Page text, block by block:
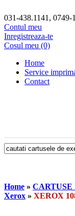
031-438.1141,
Contul meu
Inregistreaza-te
Cosul meu (0)
Home
Service
Contact
Home »
Xerox » XEROX